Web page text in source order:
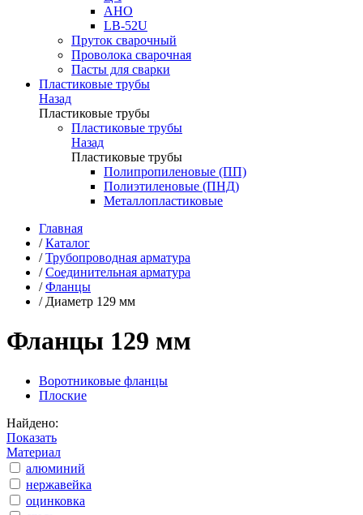
АНО
LB-52U
Пруток сварочный
Проволока сварочная
Пасты для сварки
Пластиковые трубы
Назад
Пластиковые трубы
Пластиковые трубы
Назад
Пластиковые трубы
Полипропиленовые (ПП)
Полиэтиленовые (ПНД)
Металлопластиковые
Главная
/ Каталог
/ Трубопроводная арматура
/ Соединительная арматура
/ Фланцы
/ Диаметр 129 мм
Фланцы 129 мм
Воротниковые фланцы
Плоские
Найдено:
Показать
Материал
алюминий
нержавейка
оцинковка